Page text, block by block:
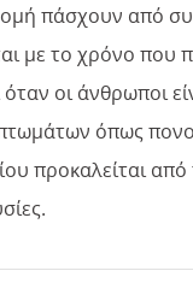
πάσχουν από
με το χρόνο που
οι άνθρωποι
όπως
προκαλείται